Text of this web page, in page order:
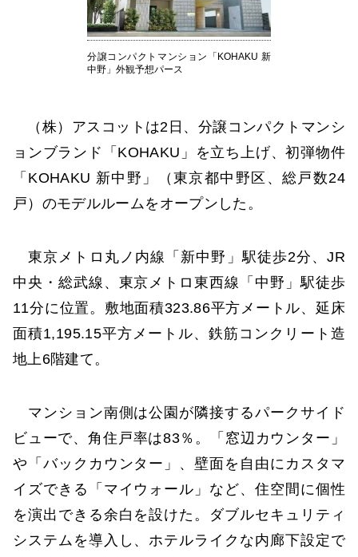
分譲コンパクトマンション「KOHAKU 新
中野」外観予想パース
（株）アスコットは2日、分譲コンパクトマンシ
ョンブランド「KOHAKU」を立ち上げ、初弾物件
「KOHAKU 新中野」（東京都中野区、総戸数24
戸）のモデルルームをオープンした。
東京メトロ丸ノ内線「新中野」駅徒歩2分、JR
中央・総武線、東京メトロ東西線「中野」駅徒歩
11分に位置。敷地面積323.86平方メートル、延床
面積1,195.15平方メートル、鉄筋コンクリート造
地上6階建て。
マンション南側は公園が隣接するパークサイド
ビューで、角住戸率は83％。「窓辺カウンター」
や「バックカウンター」、壁面を自由にカスタマ
イズできる「マイウォール」など、住空間に個性
を演出できる余白を設けた。ダブルセキュリティ
システムを導入し、ホテルライクな内廊下設定で